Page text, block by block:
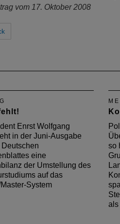
vom 17. Oktober 2008
Enrst Wolfgang
in der Juni-Ausgabe
eine
der Umstellung des
auf das
System
so
als